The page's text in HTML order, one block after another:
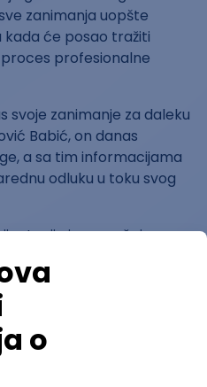
zanimanja uopšte
kada će posao tražiti
profesionalne
svoje zanimanje za daleku
Babić, on danas
a sa tim informacijama
odluku u toku svog
ima značajan
razvoj klijenta.
u